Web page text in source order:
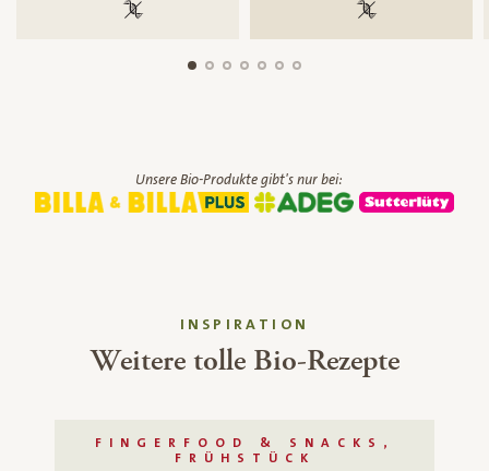
100 % gentechnikfrei 100 %
Unsere Bio-Produkte gibt's nur bei:
INSPIRATION
Weitere tolle Bio-Rezepte
FINGERFOOD & SNACKS,
FRÜHSTÜCK